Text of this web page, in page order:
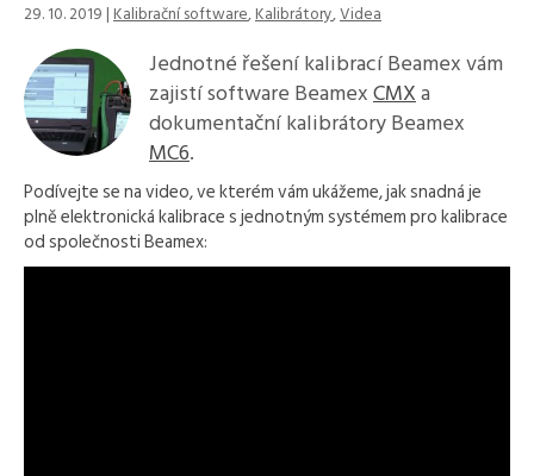
29. 10. 2019 |Kalibrační software,Kalibrátory,Videa
Jednotné řešení kalibrací Beamex vám
zajistí software BeamexCMXa
dokumentační kalibrátory Beamex
MC6.
Podívejte se na video, ve kterém vám ukážeme, jak snadná je
plně elektronická kalibrace s jednotným systémem pro kalibrace
od společnosti Beamex: